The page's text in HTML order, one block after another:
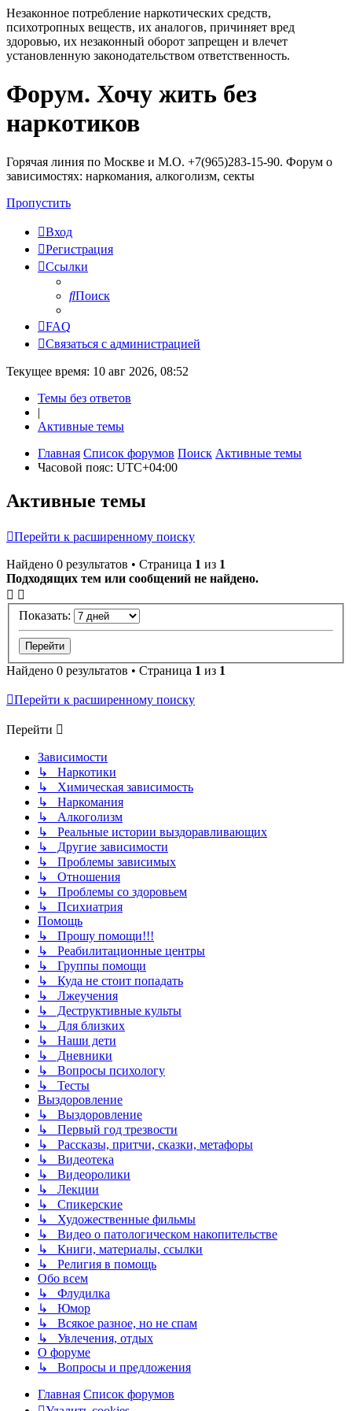
Незаконное потребление наркотических средств,
психотропных веществ, их аналогов, причиняет вред
здоровью, их незаконный оборот запрещен и влечет
установленную законодательством ответственность.
Регистрация
Форум. Хочу жить без
наркотиков
Горячая линия по Москве и М.О. +7(965)283-15-90. Форум о
зависимостях: наркомания, алкоголизм, секты
Пропустить
Вход
Регистрация
Ссылки
Поиск
FAQ
Связаться с администрацией
Текущее время: 10 авг 2026, 08:52
Темы без ответов
|
Активные темы
Главная Список форумов Поиск Активные темы
Часовой пояс: UTC+04:00
Активные темы
Перейти к расширенному поиску
Найдено 0 результатов • Страница 1 из 1
Подходящих тем или сообщений не найдено.
Показать:
Найдено 0 результатов • Страница 1 из 1
Перейти к расширенному поиску
Перейти
Зависимости
↳ Наркотики
↳ Химическая зависимость
↳ Наркомания
↳ Алкоголизм
↳ Реальные истории выздоравливающих
↳ Другие зависимости
↳ Проблемы зависимых
↳ Отношения
↳ Проблемы со здоровьем
↳ Психиатрия
Помощь
↳ Прошу помощи!!!
↳ Реабилитационные центры
↳ Группы помощи
↳ Куда не стоит попадать
↳ Лжеучения
↳ Деструктивные культы
↳ Для близких
↳ Наши дети
↳ Дневники
↳ Вопросы психологу
↳ Тесты
Выздоровление
↳ Выздоровление
↳ Первый год трезвости
↳ Рассказы, притчи, сказки, метафоры
↳ Видеотека
↳ Видеоролики
↳ Лекции
↳ Спикерские
↳ Художественные фильмы
↳ Видео о патологическом накопительстве
↳ Книги, материалы, ссылки
↳ Религия в помощь
Обо всем
↳ Флудилка
↳ Юмор
↳ Всякое разное, но не спам
↳ Увлечения, отдых
О форуме
↳ Вопросы и предложения
Главная Список форумов